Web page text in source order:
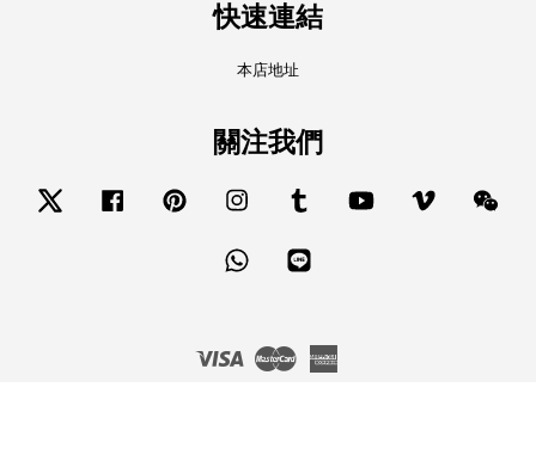
快速連結
本店地址
關注我們
Twitter Facebook Pinterest Instagram Tumblr YouTube Vimeo
Whatsapp
Visa Master